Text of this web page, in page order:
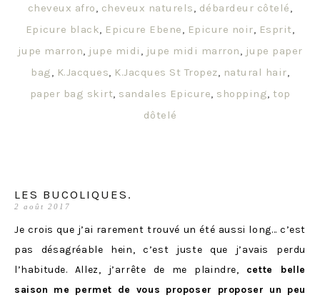
cheveux afro, cheveux naturels, débardeur côtelé,
Epicure black, Epicure Ebene, Epicure noir, Esprit,
jupe marron, jupe midi , jupe midi marron, jupe paper
bag, K.Jacques, K.Jacques St Tropez, natural hair,
paper bag skirt, sandales Epicure, shopping, top
dôtelé
LES BUCOLIQUES.
2 août 2017
Je crois que j’ai rarement trouvé un été aussi long… c’est
pas désagréable hein, c’est juste que j’avais perdu
l’habitude. Allez, j’arrête de me plaindre, cette belle
saison me permet de vous proposer proposer un peu